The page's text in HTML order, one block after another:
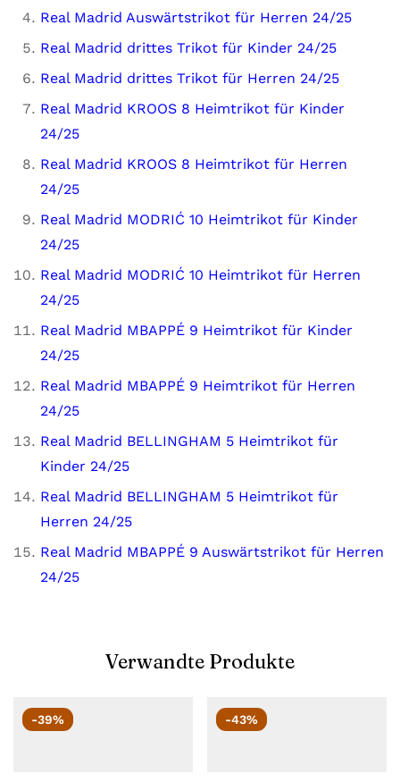
Real Madrid Auswärtstrikot für Herren 24/25
Real Madrid drittes Trikot für Kinder 24/25
Real Madrid drittes Trikot für Herren 24/25
Real Madrid KROOS 8 Heimtrikot für Kinder
24/25
Real Madrid KROOS 8 Heimtrikot für Herren
24/25
Real Madrid MODRIĆ 10 Heimtrikot für Kinder
24/25
Real Madrid MODRIĆ 10 Heimtrikot für Herren
24/25
Real Madrid MBAPPÉ 9 Heimtrikot für Kinder
24/25
Real Madrid MBAPPÉ 9 Heimtrikot für Herren
24/25
Real Madrid BELLINGHAM 5 Heimtrikot für
Kinder 24/25
Real Madrid BELLINGHAM 5 Heimtrikot für
Herren 24/25
Real Madrid MBAPPÉ 9 Auswärtstrikot für Herren
24/25
Verwandte Produkte
-39% -43%